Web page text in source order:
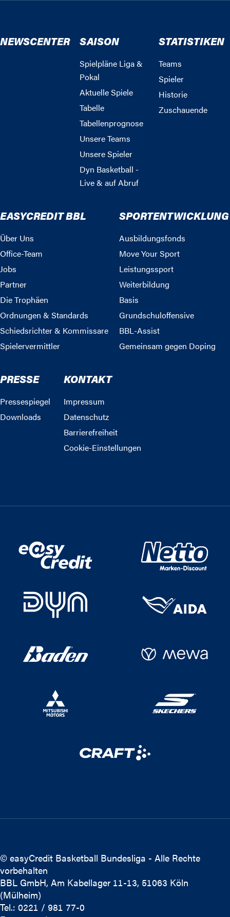
NEWSCENTER SAISON
Spielpläne Liga &
Pokal
Aktuelle Spiele
Tabelle
Tabellenprognose
Unsere Teams
Unsere Spieler
Dyn Basketball -
Live & auf Abruf
STATISTIKEN
Teams
Spieler
Historie
Zuschauende
EASYCREDIT BBL
Über Uns
Office-Team
Jobs
Partner
Die Trophäen
Ordnungen & Standards
Schiedsrichter & Kommissare
Spielervermittler
SPORTENTWICKLUNG
Ausbildungsfonds
Move Your Sport
Leistungssport
Weiterbildung
Basis
Grundschuloffensive
BBL-Assist
Gemeinsam gegen Doping
PRESSE
Pressespiegel
Downloads
KONTAKT
Impressum
Datenschutz
Barrierefreiheit
Cookie-Einstellungen
© easyCredit Basketball Bundesliga - Alle Rechte
vorbehalten
BBL GmbH, Am Kabellager 11-13, 51063 Köln
(Mülheim)
Tel.: 0221 / 981 77-0